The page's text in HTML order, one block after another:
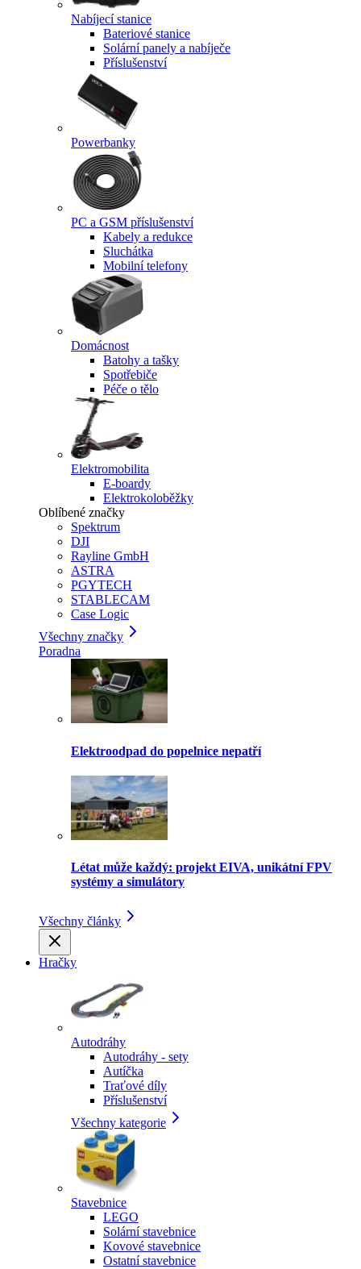
Nabíjecí stanice
Bateriové stanice
Solární panely a nabíječe
Příslušenství
Powerbanky
PC a GSM příslušenství
Kabely a redukce
Sluchátka
Mobilní telefony
Domácnost
Batohy a tašky
Spotřebiče
Péče o tělo
Elektromobilita
E-boardy
Elektrokoloběžky
Oblíbené značky
Spektrum
DJI
Rayline GmbH
ASTRA
PGYTECH
STABLECAM
Case Logic
Všechny značky
Poradna
Elektroodpad do popelnice nepatří
Létat může každý: projekt EIVA, unikátní FPV
systémy a simulátory
Všechny články
Hračky
Autodráhy
Autodráhy - sety
Autíčka
Traťové díly
Příslušenství
Všechny kategorie
Stavebnice
LEGO
Solární stavebnice
Kovové stavebnice
Ostatní stavebnice